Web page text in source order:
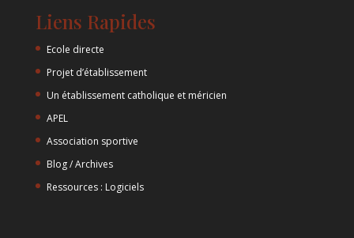
Liens Rapides
Ecole directe
Projet d’établissement
Un établissement catholique et méricien
APEL
Association sportive
Blog / Archives
Ressources : Logiciels